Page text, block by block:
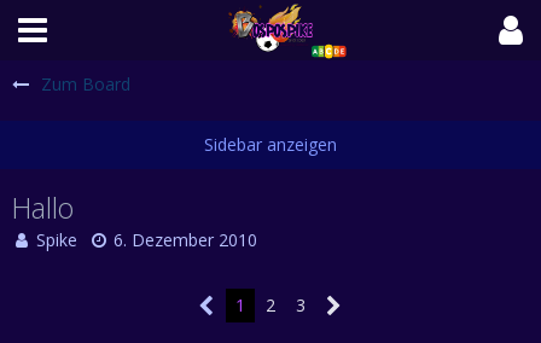
Zum Board
Hallo
Spike 6. Dezember 2010
1 2 3